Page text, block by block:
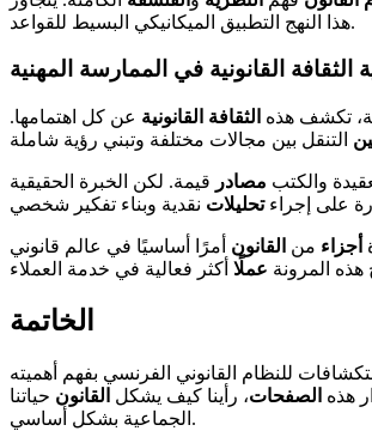
هذا النهج التطبيق الميكانيكي البسيط للقواعد.
الثقافة القانونية في الممارسة المهنية
تكشف هذه الثقافة القانونية عن كل اهتمامها.
والكتب مصادر قيمة. لكن الخبرة الحقيقية
على إجراءتحليلات
أجزاء من القانون أمرًا أساسيًا في عالم قانوني
هذه المرونة عملًا
الخاتمة
للنظام القانوني الفرنسي بفهم أهميته
هذه الصفحات، رأينا كيف يشكل القانون حياتنا
الجماعية بشكل أساسي.